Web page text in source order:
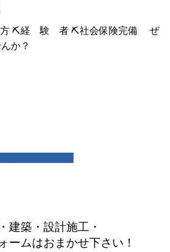
方 ⛏経 験 者 ⛏社会保険完備 ぜ
か？
建築・設計施工・
はおまかせ下さい！